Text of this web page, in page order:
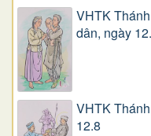
VHTK
dân, ngày
VHTK
12.8